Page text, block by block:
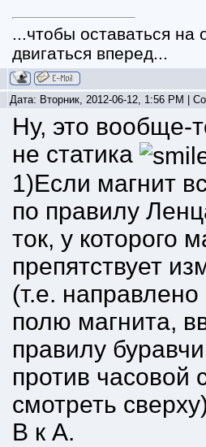
...чтобы оставаться
двигаться вперед...
Дата: Вторник, 2012-06-12, 1:56 PM |
Ну, это вообще-
не статика
1)Если магнит
по правилу
ток, у которого
препятствует
(т.е.
полю магнита,
правилу
против часовой
смотреть
В к А.